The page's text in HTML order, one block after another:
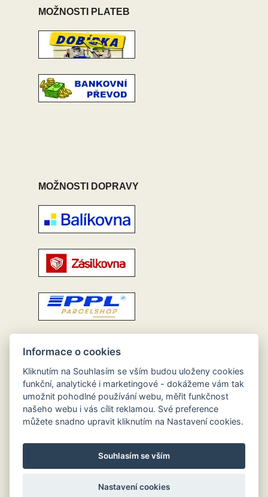
MOŽNOSTI PLATEB
MOŽNOSTI DOPRAVY
Informace o cookies
Kliknutím na Souhlasím se vším budou uloženy cookies
funkční, analytické i marketingové - dokážeme vám tak
umožnit pohodlné používání webu, měřit funkčnost
našeho webu i vás cílit reklamou. Své preference
můžete snadno upravit kliknutím na Nastavení cookies.
Souhlasím se vším
Nastavení cookies